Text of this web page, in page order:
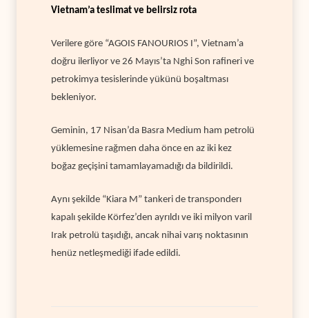
Vietnam’a teslimat ve belirsiz rota
Verilere göre “AGOIS FANOURIOS I”, Vietnam’a
doğru ilerliyor ve 26 Mayıs’ta Nghi Son rafineri ve
petrokimya tesislerinde yükünü boşaltması
bekleniyor.
Geminin, 17 Nisan’da Basra Medium ham petrolü
yüklemesine rağmen daha önce en az iki kez
boğaz geçişini tamamlayamadığı da bildirildi.
Aynı şekilde “Kiara M” tankeri de transponderı
kapalı şekilde Körfez’den ayrıldı ve iki milyon varil
Irak petrolü taşıdığı, ancak nihai varış noktasının
henüz netleşmediği ifade edildi.